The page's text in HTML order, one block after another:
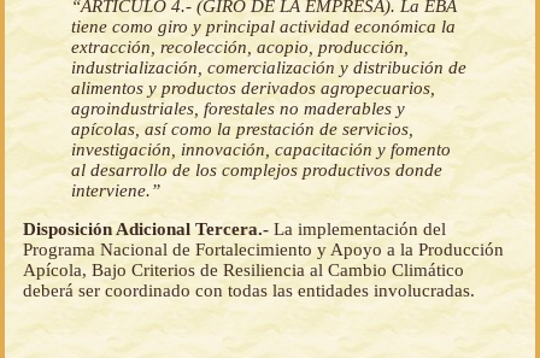
“ARTÍCULO 4.- (GIRO DE LA EMPRESA). La EBA
tiene como giro y principal actividad económica la
extracción, recolección, acopio, producción,
industrialización, comercialización y distribución de
alimentos y productos derivados agropecuarios,
agroindustriales, forestales no maderables y
apícolas, así como la prestación de servicios,
investigación, innovación, capacitación y fomento
al desarrollo de los complejos productivos donde
interviene.”
Disposición Adicional Tercera.- La implementación del
Programa Nacional de Fortalecimiento y Apoyo a la Producción
Apícola, Bajo Criterios de Resiliencia al Cambio Climático
deberá ser coordinado con todas las entidades involucradas.